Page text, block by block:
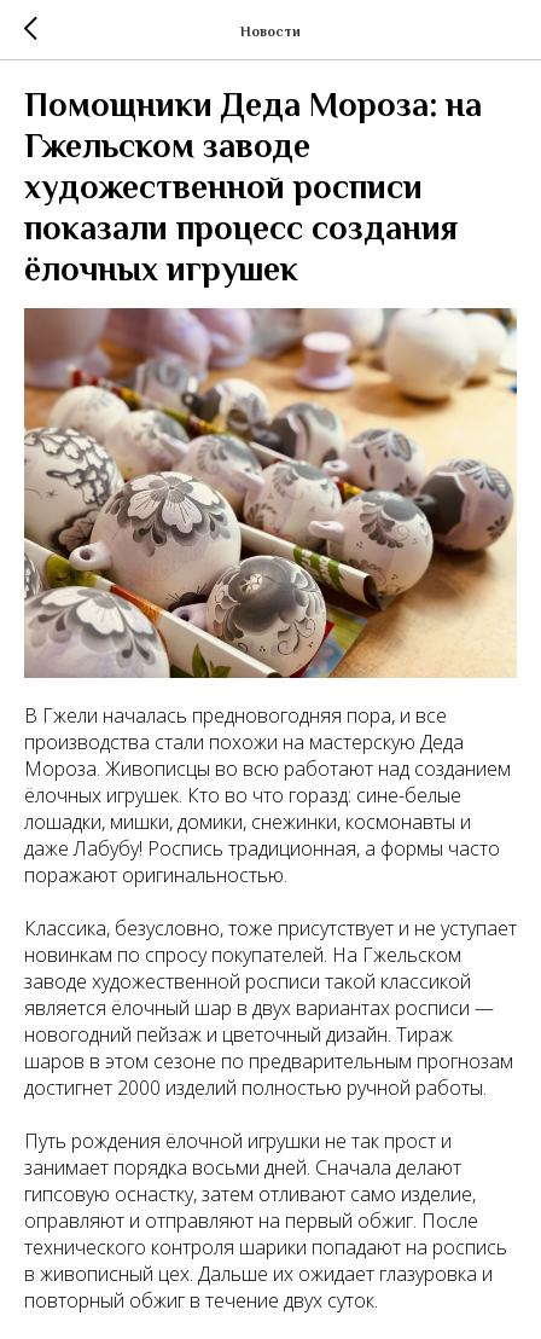
Новости
Помощники Деда Мороза: на
Гжельском заводе
художественной росписи
показали процесс создания
ёлочных игрушек
В Гжели началась предновогодняя пора, и все
производства стали похожи на мастерскую Деда
Мороза. Живописцы во всю работают над созданием
ёлочных игрушек. Кто во что горазд: сине-белые
лошадки, мишки, домики, снежинки, космонавты и
даже Лабубу! Роспись традиционная, а формы часто
поражают оригинальностью.
Классика, безусловно, тоже присутствует и не уступает
новинкам по спросу покупателей. На Гжельском
заводе художественной росписи такой классикой
является ёлочный шар в двух вариантах росписи —
новогодний пейзаж и цветочный дизайн. Тираж
шаров в этом сезоне по предварительным прогнозам
достигнет 2000 изделий полностью ручной работы.
Путь рождения ёлочной игрушки не так прост и
занимает порядка восьми дней. Сначала делают
гипсовую оснастку, затем отливают само изделие,
оправляют и отправляют на первый обжиг. После
технического контроля шарики попадают на роспись
в живописный цех. Дальше их ожидает глазуровка и
повторный обжиг в течение двух суток.